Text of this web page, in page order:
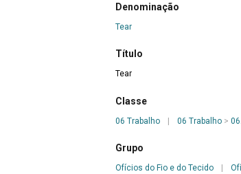
Denominação
Tear
Título
Tear
Classe
06 Trabalho | 06 Trabalho >
Grupo
Ofícios do Fio e do Tecido